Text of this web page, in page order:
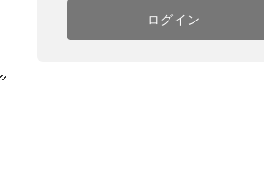
ログイン